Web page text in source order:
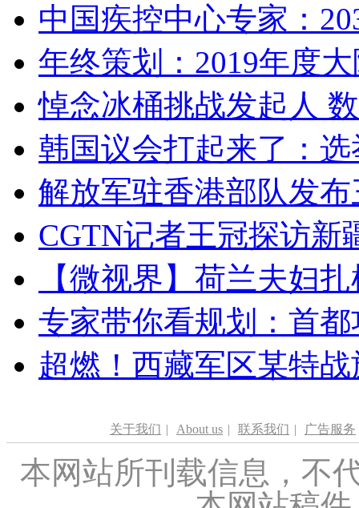
中国疾控中心专家：
年终策划：2019年度
悼念冰桶挑战发起人
韩国议会打起来了：
解放军驻香港部队发
CGTN记者王冠探访新
【微视界】荷兰夫妇
专家带你看规划：首
超燃！西藏军区某特
关于我们 | About us | 联系我们 | 广告服务
本网站所刊载信息，不